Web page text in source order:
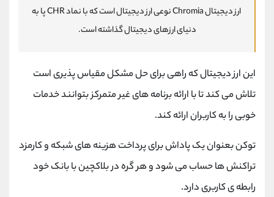
ارز دیجیتال Chromia نوعی ارز دیجیتال است که با نماد CHR پا به
دنیای ارزهای دیجیتال گذاشته است.
این ارز دیجیتال که راهی برای حل مشکل مقیاس پذیری است
تلاش می کند تا با ارائه برنامه های غیر متمرکز بتوانند خدمات
خوبی را به کاربران ارائه کند.
توکن بعنوان یک پاداش برای پرداخت هزینه های شبکه و کارمزد
تراکنش ها حساب می شود و هر گره در بلاکچین با بانک خود
رابطه ی کاربری دارد.
021-22021040
@alirezamehrabi_official